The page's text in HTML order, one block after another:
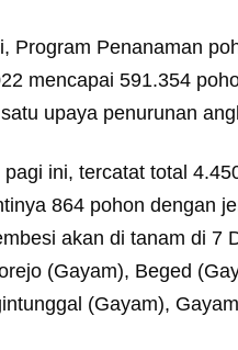
Program Penanaman
mencapai 591.354
upaya penurunan
ini, tercatat total
864 pohon dengan
akan di tanam di 7
(Gayam), Beged
(Gayam),